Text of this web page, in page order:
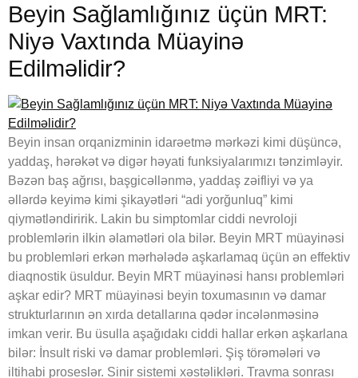
Beyin Sağlamlığınız üçün MRT:
Niyə Vaxtında Müayinə
Edilməlidir?
Beyin insan orqanizminin idarəetmə mərkəzi kimi düşüncə,
yaddaş, hərəkət və digər həyati funksiyalarımızı tənzimləyir.
Bəzən baş ağrısı, başgicəllənmə, yaddaş zəifliyi və ya
əllərdə keyimə kimi şikayətləri “adi yorğunluq” kimi
qiymətləndiririk. Lakin bu simptomlar ciddi nevroloji
problemlərin ilkin əlamətləri ola bilər. Beyin MRT müayinəsi
bu problemləri erkən mərhələdə aşkarlamaq üçün ən effektiv
diaqnostik üsuldur. Beyin MRT müayinəsi hansı problemləri
aşkar edir? MRT müayinəsi beyin toxumasının və damar
strukturlarının ən xırda detallarına qədər incələnməsinə
imkan verir. Bu üsulla aşağıdakı ciddi hallar erkən aşkarlana
bilər: İnsult riski və damar problemləri. Şiş törəmələri və
iltihabi proseslər. Sinir sistemi xəstəlikləri. Travma sonrası